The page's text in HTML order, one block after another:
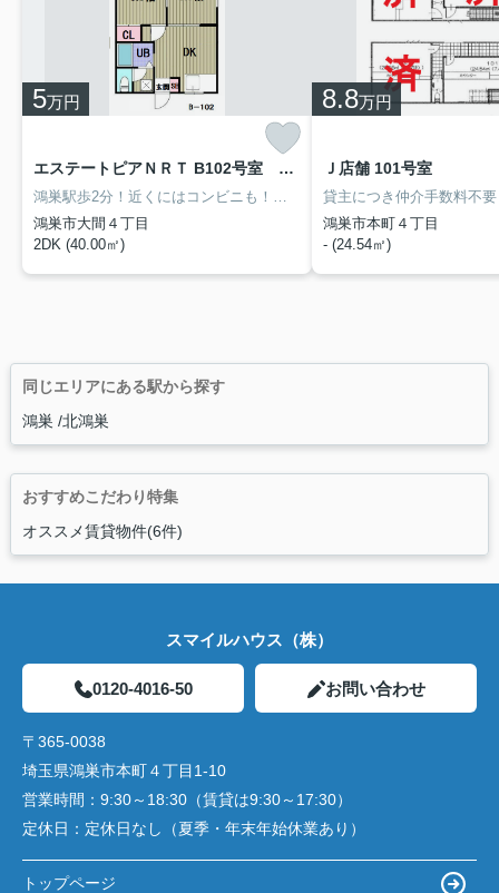
5万円
エステートピアＮＲＴ B102号室 ★来店予約制★
鴻巣市大間４丁目
2DK (40.00㎡)
8.8万円
Ｊ店舗 101号室
鴻巣市本町４丁目
- (24.54㎡)
同じエリアにある駅から探す
鴻巣 北鴻巣
おすすめこだわり特集
オススメ賃貸物件(6件)
スマイルハウス（株）
0120-4016-50 お問い合わせ
〒365-0038
埼玉県鴻巣市本町４丁目1-10
営業時間： 9:30～18:30（賃貸は9:30～17:30）
定休日： 定休日なし（夏季・年末年始休業あり）
トップページ